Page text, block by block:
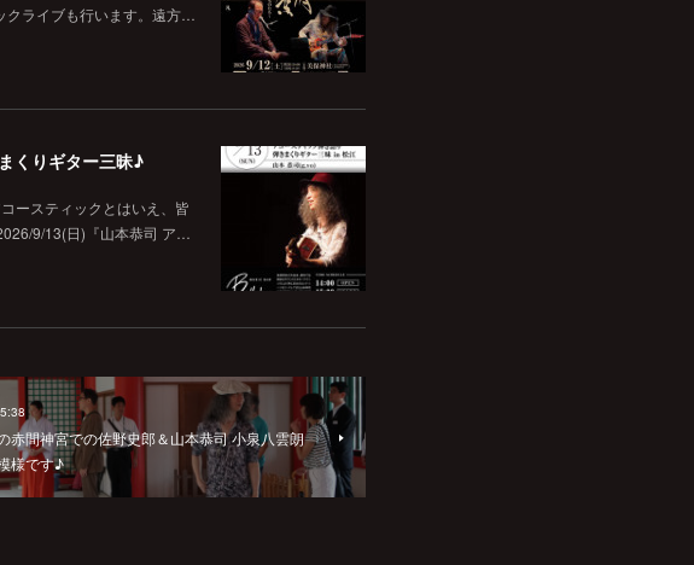
クライブも行います。遠方…
くりギター三昧♪
ースティックとはいえ、皆
9/13(日)『山本恭司 ア…
赤間神宮での佐野史郎＆山本恭司 小泉八雲朗
様です♪